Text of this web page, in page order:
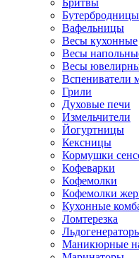
Бритвы
Бутербродницы
Вафельницы
Весы кухонные
Весы
Весы
Вспениватели
Грили
Духовые печи
Измельчители
Йогуртницы
Кексницы
Кормушки
Кофеварки
Кофемолки
Кофемолки
Кухонные
Ломтерезка
Маникюрные